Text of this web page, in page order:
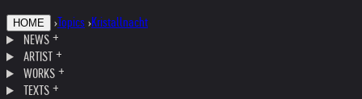
HOME › Topics ›Kristallnacht
NEWS
ARTIST
WORKS
TEXTS